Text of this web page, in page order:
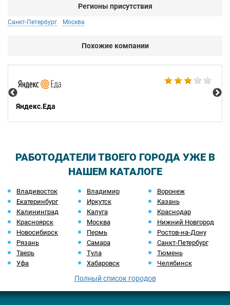
Регионы присутствия
Санкт-Петербург Москва
Похожие компании
Яндекс.Еда
РАБОТОДАТЕЛИ ТВОЕГО ГОРОДА УЖЕ В
НАШЕМ КАТАЛОГЕ
Владивосток Владимир
Воронеж
Екатеринбург
Иркутск
Казань
Калининград
Калуга
Краснодар
Красноярск
Москва
Нижний Новгород
Новосибирск
Пермь
Ростов-на-Дону
Рязань
Самара
Санкт-Петербург
Тверь
Тула
Тюмень
Уфа
Хабаровск Челябинск
Полный список городов